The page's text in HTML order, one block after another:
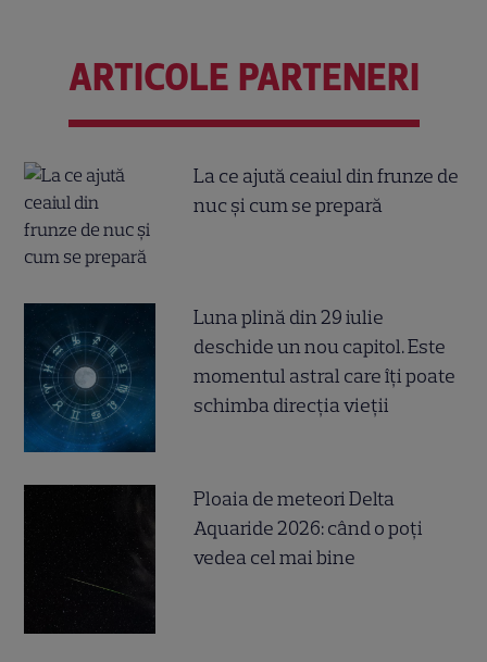
ARTICOLE PARTENERI
La ce ajută ceaiul din frunze de
nuc și cum se prepară
Luna plină din 29 iulie
deschide un nou capitol. Este
momentul astral care îți poate
schimba direcția vieții
Ploaia de meteori Delta
Aquaride 2026: când o poți
vedea cel mai bine